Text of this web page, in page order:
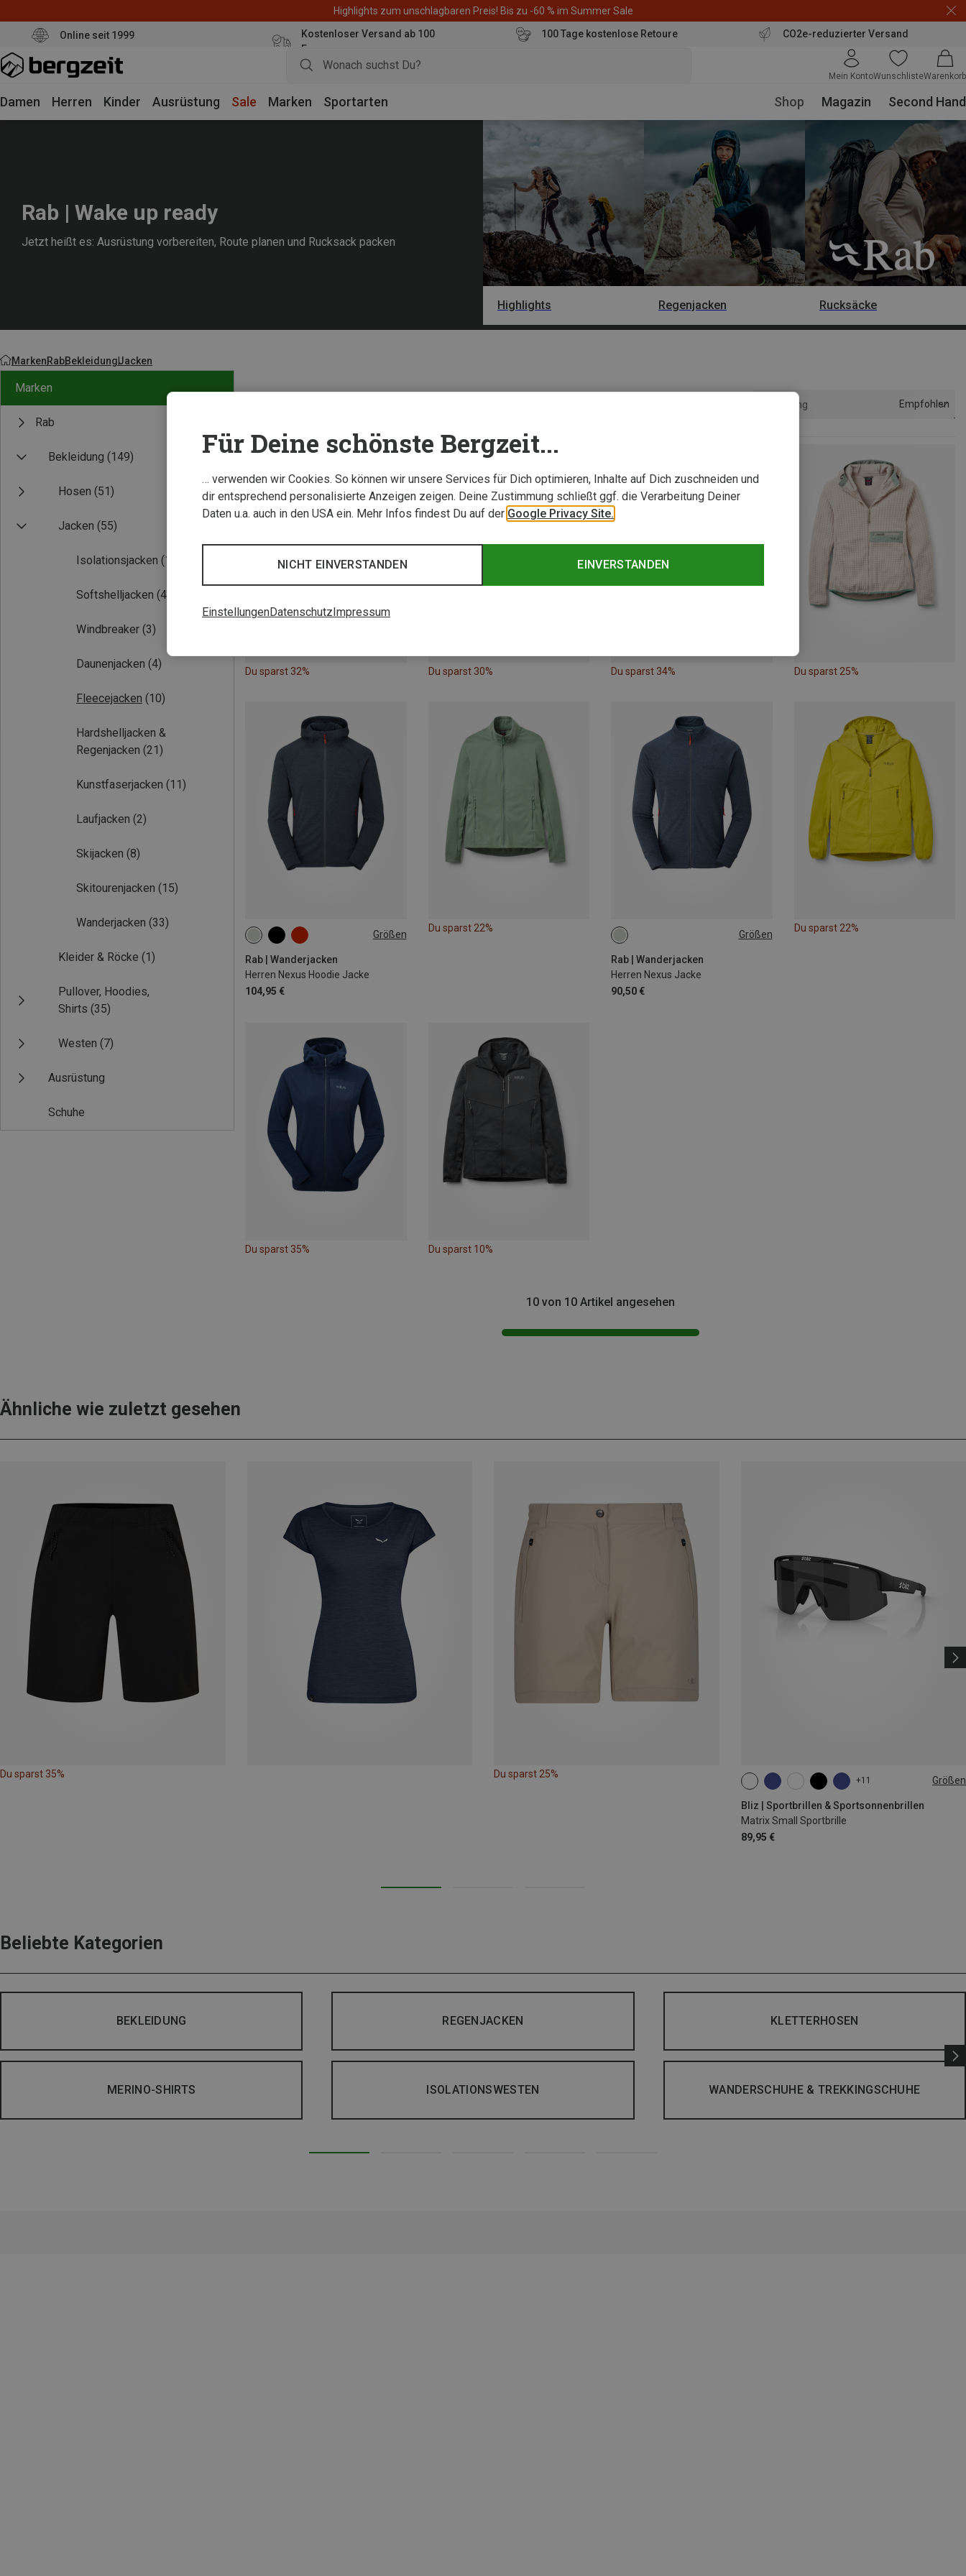
Highlights zum unschlagbaren Preis! Bis zu -60 % im Summer Sale
Online seit 1999
Kostenloser Versand ab 100
Euro
100 Tage kostenlose Retoure CO2e-reduzierter Versand
Mein KontoWunschlisteWarenkorb
Damen Herren Kinder Ausrüstung Sale Marken Sportarten Shop Magazin Second Hand
Rab | Wake up ready
Jetzt heißt es: Ausrüstung vorbereiten, Route planen und Rucksack packen
Highlights Regenjacken Rucksäcke
MarkenRabBekleidungJacken
Marken
Rab
Bekleidung (149)
Hosen (51)
Jacken (55)
Isolationsjacken (17)
Softshelljacken (4)
Windbreaker (3)
Daunenjacken (4)
Fleecejacken (10)
Hardshelljacken &
Regenjacken (21)
Kunstfaserjacken (11)
Laufjacken (2)
Skijacken (8)
Skitourenjacken (15)
Wanderjacken (33)
Kleider & Röcke (1)
Pullover, Hoodies,
Shirts (35)
Westen (7)
Ausrüstung
Schuhe
Sortierung Empfohlen
Experten Tipp
Du sparst 32% Du sparst 30% Du sparst 34% Du sparst 25%
Größen
Rab | Wanderjacken
Herren Nexus Hoodie Jacke
104,95 €
S M XL
Du sparst 22%
Größen
Rab | Wanderjacken
Herren Nexus Jacke
90,50 €
XXL
Du sparst 22%
Du sparst 35% Du sparst 10%
10 von 10 Artikel angesehen
Ähnliche wie zuletzt gesehen
Du sparst 35% Du sparst 25%
+11 Größen
Bliz | Sportbrillen & Sportsonnenbrillen
Matrix Small Sportbrille
89,95 €
ONE SIZE
Beliebte Kategorien
BEKLEIDUNG REGENJACKEN KLETTERHOSEN
MERINO-SHIRTS ISOLATIONSWESTEN WANDERSCHUHE & TREKKINGSCHUHE
Für Deine schönste Bergzeit...
… verwenden wir Cookies. So können wir unsere Services für Dich optimieren, Inhalte auf Dich zuschneiden und
dir entsprechend personalisierte Anzeigen zeigen. Deine Zustimmung schließt ggf. die Verarbeitung Deiner
Daten u.a. auch in den USA ein. Mehr Infos findest Du auf der Google Privacy Site.
EINVERSTANDEN
NICHT EINVERSTANDEN
EinstellungenDatenschutzImpressum